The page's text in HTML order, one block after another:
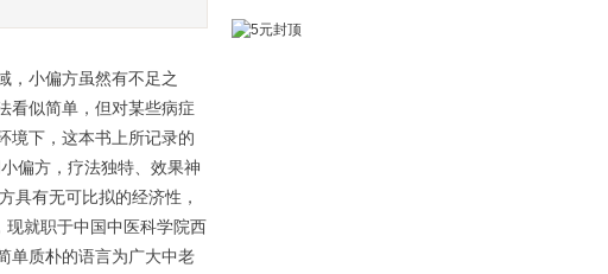
，小偏方虽然有不足之
看似简单，但对某些病症
境下，这本书上所记录的
偏方，疗法独特、效果神
具有无可比拟的经济性，
就职于中国中医科学院西
单质朴的语言为广大中老